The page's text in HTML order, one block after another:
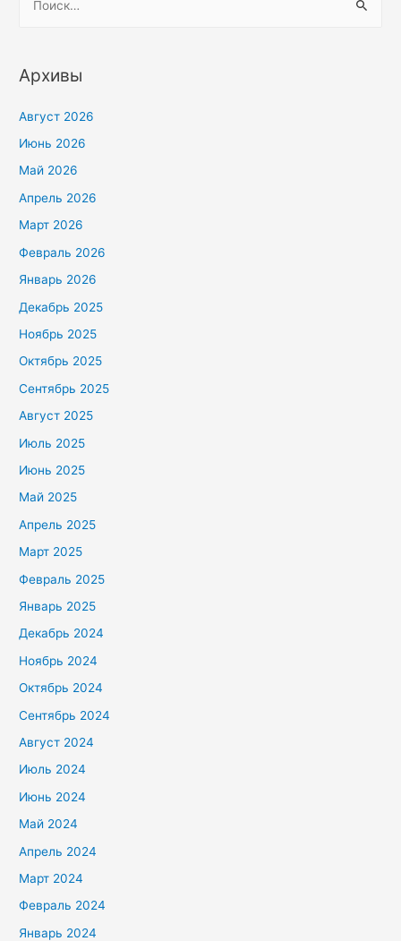
Архивы
Август 2026
Июнь 2026
Май 2026
Апрель 2026
Март 2026
Февраль 2026
Январь 2026
Декабрь 2025
Ноябрь 2025
Октябрь 2025
Сентябрь 2025
Август 2025
Июль 2025
Июнь 2025
Май 2025
Апрель 2025
Март 2025
Февраль 2025
Январь 2025
Декабрь 2024
Ноябрь 2024
Октябрь 2024
Сентябрь 2024
Август 2024
Июль 2024
Июнь 2024
Май 2024
Апрель 2024
Март 2024
Февраль 2024
Январь 2024